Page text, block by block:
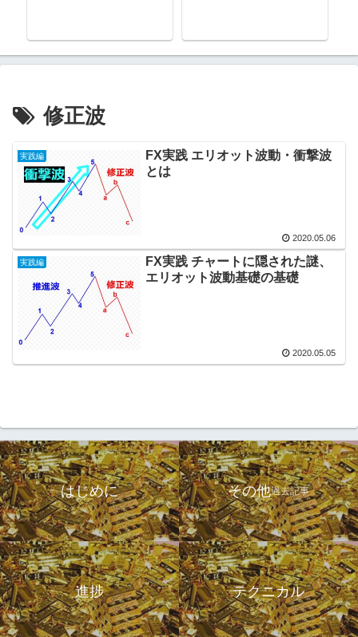
修正波
実践編
FX実践 エリオット波動・衝撃波
とは
2020.05.06
実践編
FX実践 チャートに隠された謎、
エリオット波動基礎の基礎
2020.05.05
はじめに その他過去記事
進捗 テクニカル